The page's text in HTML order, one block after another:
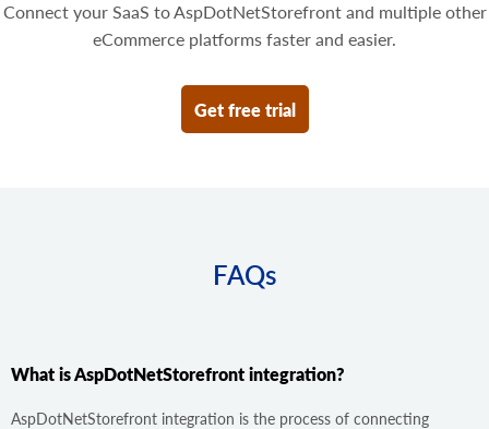
Connect your SaaS to AspDotNetStorefront and multiple other
eCommerce platforms faster and easier.
Get free trial
FAQs
What is AspDotNetStorefront integration?
AspDotNetStorefront integration is the process of connecting